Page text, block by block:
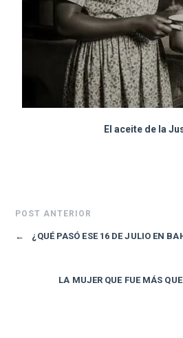
El aceite de la
POST ANTERIOR
← ¿QUÉ PASÓ ESE 16 DE JULIO EN
LA MUJER QUE FUE MÁS